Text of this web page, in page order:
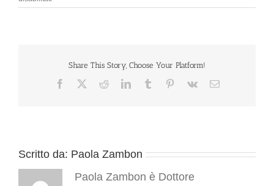
Nuove
documenti
della
Share This Story, Choose Your Platform!
Facebook RedditLinkedInTumblr Pinterest
Vk Email
Scritto da: Paola Zambon
Paola Zambon è Dottore